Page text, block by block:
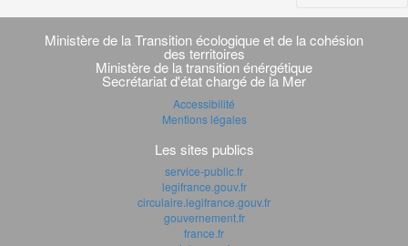
Navigation
transverse
Ministère de la Transition écologique et de la cohésion
des territoires
Ministère de la transition énérgétique
Secrétariat d'état chargé de la Mer
Accessibilité
Mentions légales
Les sites publics
service-public.fr
legifrance.gouv.fr
circulaire.legifrance.gouv.fr
gouvernement.fr
france.fr